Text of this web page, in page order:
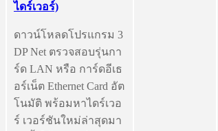
ไดร์เวอร์)
ดาวน์โหลดโปรแกรม 3
DP Net ตรวจสอบรุ่นกา
ร์ด LAN หรือ การ์ดอีเธ
อร์เน็ต Ethernet Card อัต
โนมัติ พร้อมหาไดร์เวอ
ร์ เวอร์ชันใหม่ล่าสุดมา